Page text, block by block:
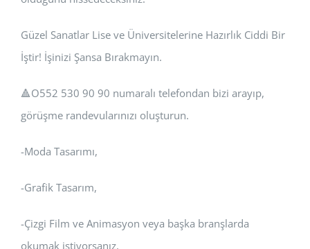
Güzel Sanatlar Lise ve Üniversitelerine Hazırlık Ciddi Bir
İştir! İşinizi Şansa Bırakmayın.
🔺️O552 530 90 90 numaralı telefondan bizi arayıp,
görüşme randevularınızı oluşturun.
-Moda Tasarımı,
-Grafik Tasarım,
-Çizgi Film ve Animasyon veya başka branşlarda
okumak istiyorsanız,